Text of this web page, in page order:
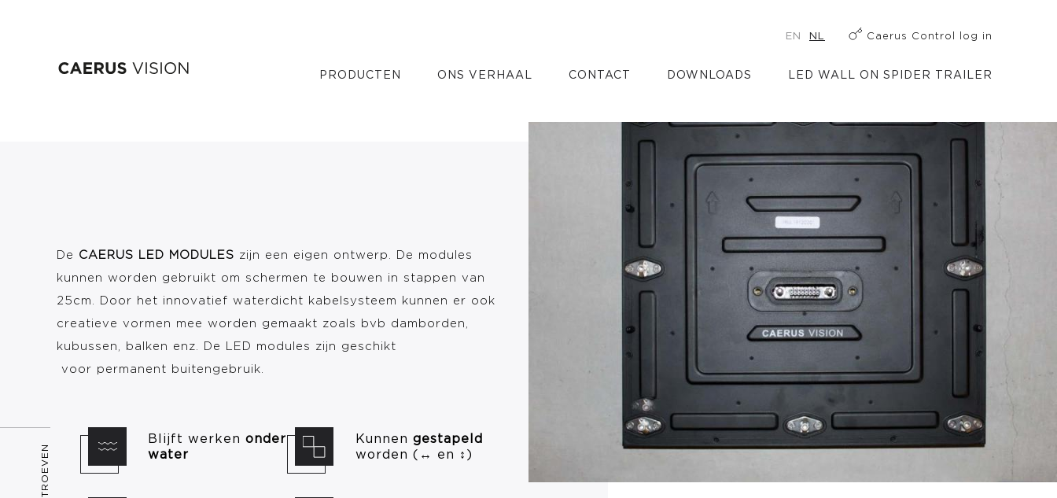
Overslaan
EN NL Caerus Control log in
PRODUCTEN ONS VERHAAL CONTACT DOWNLOADS LED WALL ON SPIDER TRAILER
Caerus LED Modules
De CAERUS LED MODULES zijn een eigen ontwerp. De modules
kunnen worden gebruikt om schermen te bouwen in stappen van
25cm. Door het innovatief waterdicht kabelsysteem kunnen er ook
creatieve vormen mee worden gemaakt zoals bvb damborden,
kubussen, balken enz. De LED modules zijn geschikt
voor permanent buitengebruik.
TROEVEN
Blijft werken onder
water
Kunnen gestapeld
worden ( ↔ en ↕ )